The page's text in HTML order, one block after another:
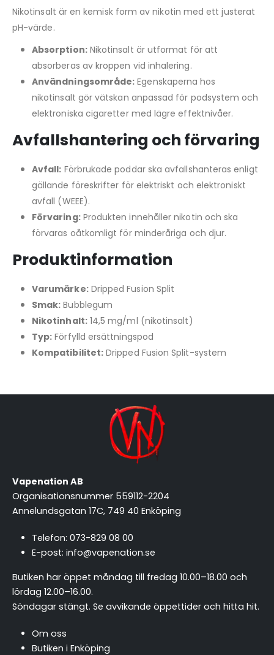
Nikotinsalt är en kemisk form av nikotin med ett justerat
pH-värde.
Absorption:Nikotinsalt är utformat för att
absorberas av kroppen vid inhalering.
Användningsområde: Egenskaperna hos
nikotinsalt gör vätskan anpassad för podsystem och
elektroniska cigaretter med lägre effektnivåer.
Avfallshantering och förvaring
Avfall: Förbrukade poddar ska avfallshanteras enligt
gällande föreskrifter för elektriskt och elektroniskt
avfall (WEEE).
Förvaring:Produkten innehåller nikotin och ska
förvaras oåtkomligt för minderåriga och djur.
Produktinformation
Varumärke:Dripped Fusion Split
Smak: Bubblegum
Nikotinhalt:14,5 mg/ml (nikotinsalt)
Typ: Förfylld ersättningspod
Kompatibilitet: Dripped Fusion Split-system
Vapenation AB
Organisationsnummer 559112-2204
Annelundsgatan 17C, 749 40 Enköping
Telefon: 073-829 08 00
E-post: info@vapenation.se
Butiken har öppet måndag till fredag 10.00–18.00 och
lördag 12.00–16.00.
Söndagar stängt. Se avvikande öppettider och hitta hit.
Om oss
Butiken i Enköping